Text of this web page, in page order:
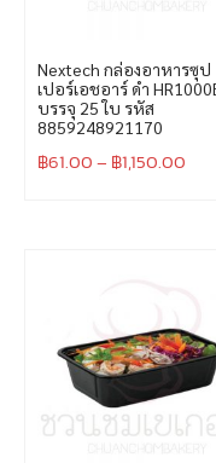
Nextech กล่องอาหารซุป
เปอร์เอชอาร์ ดำ
บรรจุ 25 ใบ รหัส
8859248921170
฿61.00– ฿1,150.00